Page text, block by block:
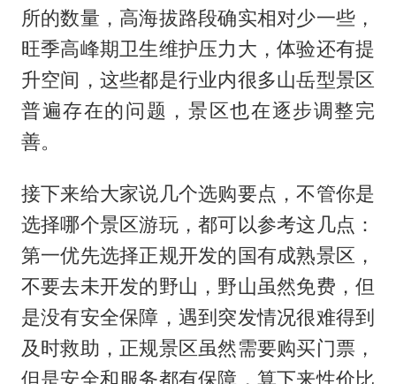
所的数量，高海拔路段确实相对少一些，
旺季高峰期卫生维护压力大，体验还有提
升空间，这些都是行业内很多山岳型景区
普遍存在的问题，景区也在逐步调整完
善。
接下来给大家说几个选购要点，不管你是
选择哪个景区游玩，都可以参考这几点：
第一优先选择正规开发的国有成熟景区，
不要去未开发的野山，野山虽然免费，但
是没有安全保障，遇到突发情况很难得到
及时救助，正规景区虽然需要购买门票，
但是安全和服务都有保障，算下来性价比